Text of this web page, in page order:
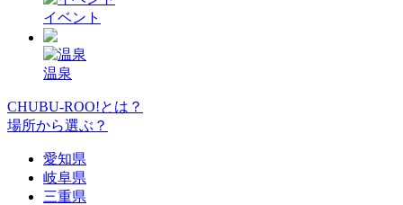
イベント
温泉
CHUBU-ROO!とは？
場所から選ぶ？
愛知県
岐阜県
三重県